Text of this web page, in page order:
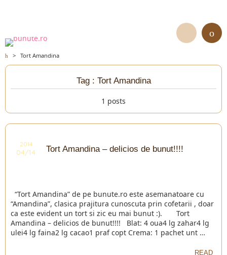
> Tort Amandina
Tag : Tort Amandina
1 posts
2014
04/14 Tort Amandina – delicios de bunut!!!!
“Tort Amandina” de pe bunute.ro este asemanatoare cu
“Amandina”, clasica prajitura cunoscuta prin cofetarii , doar
ca este evident un tort si zic eu mai bunut :). Tort
Amandina – delicios de bunut!!!! Blat: 4 oua4 lg zahar4 lg
ulei4 lg faina2 lg cacao1 praf copt Crema: 1 pachet unt …
READ